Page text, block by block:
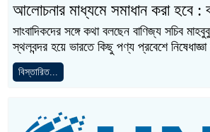
আলোচনার মাধ্যমে সমাধান করা হবে :
সাংবাদিকদের সঙ্গে কথা বলছেন বাণিজ্য সচিব
স্থলবন্দর হয়ে ভারতে কিছু পণ্য প্রবেশে
বিস্তারিত...